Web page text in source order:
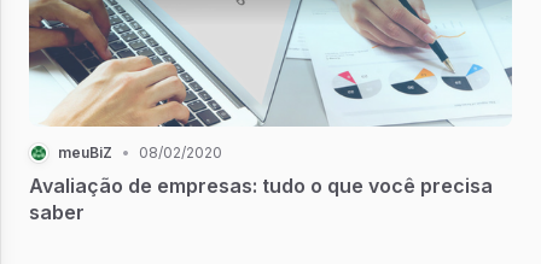
meuBiZ • 08/02/2020
Avaliação de empresas: tudo o que você precisa
saber